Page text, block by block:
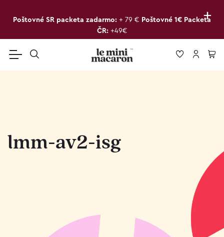
+
Poštovné SR packeta zadarmo: + 79 € Poštovné 1€ Packeta
ČR: +49€
lmm-av2-isg